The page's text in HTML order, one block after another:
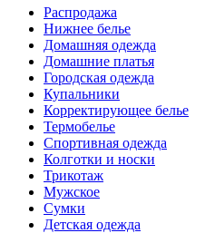
Распродажа
Нижнее белье
Домашняя одежда
Домашние платья
Городская одежда
Купальники
Корректирующее белье
Термобелье
Спортивная одежда
Колготки и носки
Трикотаж
Мужское
Сумки
Детская одежда